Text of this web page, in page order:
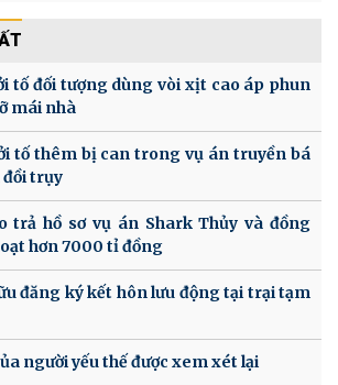
tố đối tượng dùng vòi xịt cao áp phun
mái nhà
tố thêm bị can trong vụ án truyền bá
đồi trụy
trả hồ sơ vụ án Shark Thủy và đồng
hơn 7000 tỉ đồng
đăng ký kết hôn lưu động tại trại tạm
người yếu thế được xem xét lại